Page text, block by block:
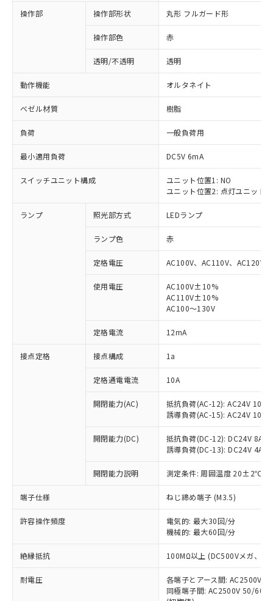
操作部 操作部形状 丸形 フルガード形
操作部色 赤
透明/不透明 透明
動作機能 オルタネイト
ベゼル材質 樹脂
負荷 一般負荷用
最小適用負荷 DC5V 6mA
スイッチユニット構成
ユニット位置1: NO
ユニット位置2: 点灯ユニット
ランプ 照光部方式 LEDランプ
ランプ色 赤
定格電圧 AC100V、AC110V、AC120V
使用電圧
AC100V±10%
AC110V±10%
AC100～130V
定格電流 12mA
接点定格 接点構成 1a
定格通電電流 10A
開閉能力(AC)
抵抗負荷(AC-12): AC24V 10A/
誘導負荷(AC-15): AC24V
開閉能力(DC)
抵抗負荷(DC-12): DC24V 8A/
誘導負荷(DC-13): DC24V 4A/
開閉能力説明 測定条件: 周囲温度 20±2℃、
端子仕様 ねじ締め端子 (M3.5)
許容操作頻度
電気的: 最大30回/分
機械的: 最大60回/分
絶縁抵抗 100MΩ以上 (DC500Vメガ、点
耐電圧
各端子とアース間: AC2500V
同極端子間: AC2500V 50/
ご利用条件
以下の条件をお読みいただき、同意のうえ
本サービスは、当社制御機器事業取扱
商品の当社在庫状況および標準価格
(税抜)を提供させていただくもので
当社制御機器事業取扱商品の中には、
ことをご了承ください。
在庫状況および標準価格照会結果は、
記載している更新日時点での社内デー
タに基づき作成されるものであり、閲
覧された時点での実際の在庫および標
準価格とは異なる場合があることをご
対応済み：EU RoHS指令（10物質）の
非含有に対応した製品が提供可能な商品で
す。
対応予定：EU RoHS指令（10物質）の非含
有に対応した製品に切り替える予定のある
対応予定なし：EU RoHS指令（10物質）の
非含有に非対応の商品で、対応品を出す予
調査・確認中：EU RoHS指令（10物質）の
非含有の対応状況を調査中または確認中の
非該当品：ライセンス料など無形物で、有
害物質有無と関係のない商品です。
仕入先様の事情により、非含有部品として
いたものが、含有品と判明した場合などや
むを得ず変更することがあります。
*EU RoHS指令（10物質）：
鉛(Pb) 1000ppm以下、 水銀(Hg) 1000ppm以下、 カド
六価クロム(Cr(Ⅵ)) 1000ppm以下、ポリ臭化ビフェニル
類(PBB) 1000ppm以下、ポリ臭化ジフェニルエーテル類
「○」：最大均質材料含有率が中国RoHSの
基準値以下であることを示します。
「×」：最大均質材料含有率が中国RoHSの
基準値を超えていることを示します。
「－」：未確認です。当社販売部門へお問
*中国RoHS10物質の基準値 (GB/T26572)：
Pb(鉛) :1000ppm、 Hg(水銀) : 1000ppm、 Cd(カドミウ
Cr(Ⅵ)(六価クロム) : 1000ppm、 PBBs(ポリ臭化ビフェ
当社は、これら貴社製品のうち、外国
為替および外国貿易法に定める商品
または国外への提供する場合は、日本
国政府の輸出許可(または役務取引許
可)を取得するなどの必要な手続きを